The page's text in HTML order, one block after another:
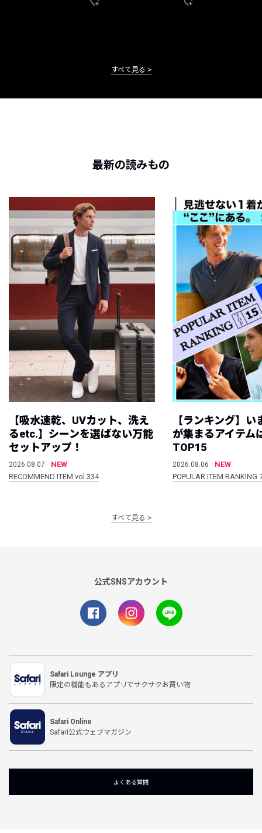
すべて見る
最新の読みもの
【吸水速乾、UVカット、洗え
るetc.】シーンを選ばない万能
セットアップ！
2026.08.07
NEW
RECOMMEND ITEM vol.334
【ランキング】
が集まるアイテム
TOP15
2026.08.06
NEW
POPULAR ITEM
すべて見る
公式SNSアカウント
Safari Lounge アプリ
限定の機能もあるアプリでサクサクお買い物
Safari Online
Safari公式ウェブマガジン
よくある質問